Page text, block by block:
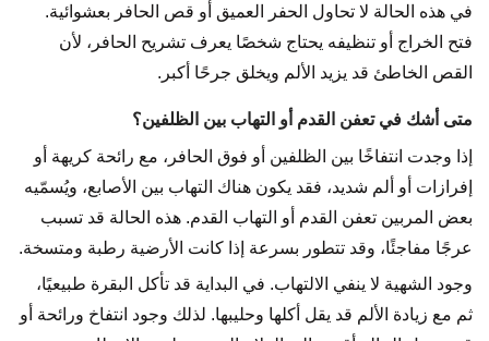
في هذه الحالة لا تحاول الحفر العميق أو قص الحافر بعشوائية.
فتح الخراج أو تنظيفه يحتاج شخصًا يعرف تشريح الحافر، لأن
القص الخاطئ قد يزيد الألم ويخلق جرحًا أكبر.
متى أشك في تعفن القدم أو التهاب بين الظلفين؟
إذا وجدت انتفاخًا بين الظلفين أو فوق الحافر، مع رائحة كريهة أو
إفرازات أو ألم شديد، فقد يكون هناك التهاب بين الأصابع، ويُسمّيه
بعض المربين تعفن القدم أو التهاب القدم. هذه الحالة قد تسبب
عرجًا مفاجئًا، وقد تتطور بسرعة إذا كانت الأرضية رطبة ومتسخة.
وجود الشهية لا ينفي الالتهاب. في البداية قد تأكل البقرة طبيعيًا،
ثم مع زيادة الألم قد يقل أكلها وحليبها. لذلك وجود انتفاخ ورائحة أو